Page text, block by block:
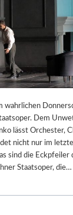
Dem
lässt Orchester,
nicht nur im
sind die Eckpfeiler
Staatsoper, die…